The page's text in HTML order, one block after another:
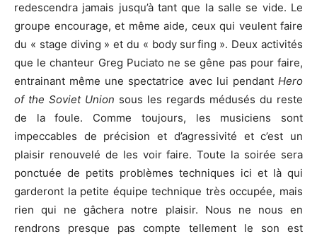
redescendra jamais jusqu’à tant que la salle se vide. Le
groupe encourage, et même aide, ceux qui veulent faire
du « stage diving » et du « body surfing ». Deux activités
que le chanteur Greg Puciato ne se gêne pas pour faire,
entrainant même une spectatrice avec lui pendant Hero
of the Soviet Union sous les regards médusés du reste
de la foule. Comme toujours, les musiciens sont
impeccables de précision et d’agressivité et c’est un
plaisir renouvelé de les voir faire. Toute la soirée sera
ponctuée de petits problèmes techniques ici et là qui
garderont la petite équipe technique très occupée, mais
rien qui ne gâchera notre plaisir. Nous ne nous en
rendrons presque pas compte tellement le son est